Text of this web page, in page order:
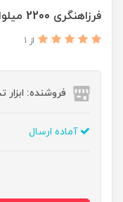
فرزاهنگری 2200 میلواکی مدل 59_6086
از 1
فروشنده:
آماده ارسال